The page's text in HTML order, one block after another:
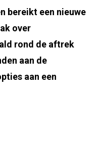
bereikt een nieuwe
over
rond de aftrek
aan de
aan een